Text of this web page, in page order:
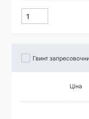
Гвинт
Ціна